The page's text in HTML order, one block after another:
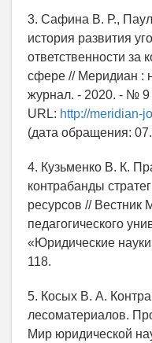
3. Сафина В. Р.,
история развития
ответственности за
сфере // Меридиан :
журнал. - 2020. - № 9
URL: http://meridian-
(дата обращения:
4. Кузьменко В. К.
контрабанды
ресурсов // Вестник
педагогического
«Юридические
118.
5. Косых В. А.
лесоматериалов.
Мир юридической